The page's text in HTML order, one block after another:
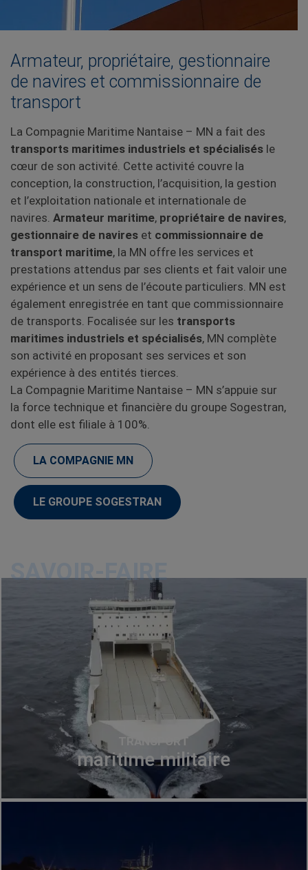
Armateur, propriétaire, gestionnaire
de navires et commissionnaire de
transport
La Compagnie Maritime Nantaise – MN a fait des
transports maritimes industriels et spécialisés le
cœur de son activité. Cette activité couvre la
conception, la construction, l’acquisition, la gestion
et l’exploitation nationale et internationale de
navires. Armateur maritime, propriétaire de navires,
gestionnaire de navires et commissionnaire de
transport maritime, la MN offre les services et
prestations attendus par ses clients et fait valoir une
expérience et un sens de l’écoute particuliers. MN est
également enregistrée en tant que commissionnaire
de transports. Focalisée sur les transports
maritimes industriels et spécialisés, MN complète
son activité en proposant ses services et son
expérience à des entités tierces.
La Compagnie Maritime Nantaise – MN s’appuie sur
la force technique et financière du groupe Sogestran,
dont elle est filiale à 100%.
LA COMPAGNIE MN
LE GROUPE SOGESTRAN
SAVOIR-FAIRE
TRANSPORT
maritime militaire